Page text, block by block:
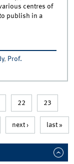
centres of
publish in a
in Leading
, Prof.
22 23
next › last »